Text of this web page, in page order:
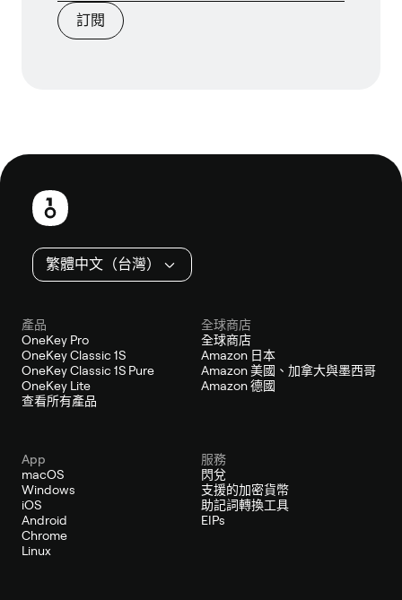
訂閱
頁
繁體中文（台灣）
產品
OneKey Pro
OneKey Classic 1S
OneKey Classic 1S Pure
OneKey Lite
查看所有產品
全球商店
全球商店
Amazon 日本
Amazon 美國、加拿大與墨西哥
Amazon 德國
App
macOS
Windows
iOS
Android
Chrome
Linux
服務
閃兌
支援的加密貨幣
助記詞轉換工具
EIPs